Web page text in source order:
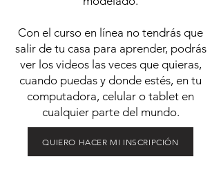
Con el curso en línea no tendrás que
salir de tu casa para aprender, podrás
ver los videos las veces que quieras,
cuando puedas y donde estés, en tu
computadora, celular o tablet en
cualquier parte del mundo.
QUIERO HACER MI INSCRIPCIÓN